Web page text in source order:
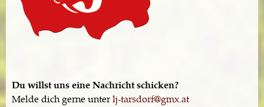
Du willst uns eine Nachricht schicken?
Melde dich gerne unterlj-tarsdorf@gmx.at